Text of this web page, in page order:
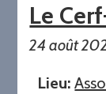
Le
24 août
Lieu: